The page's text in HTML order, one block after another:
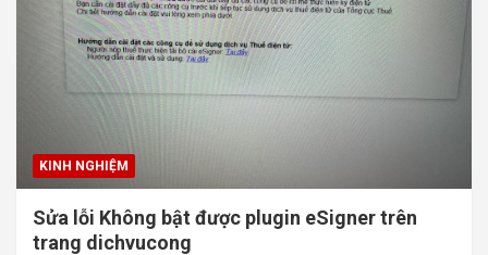
KINH NGHIỆM
Sửa lỗi Không bật được plugin eSigner trên
trang dichvucong